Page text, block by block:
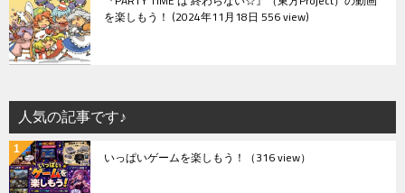
を楽しもう！ 2024年11月18日 556 view
人気の記事です♪
いっぱいゲームを楽しもう！ （316 view）